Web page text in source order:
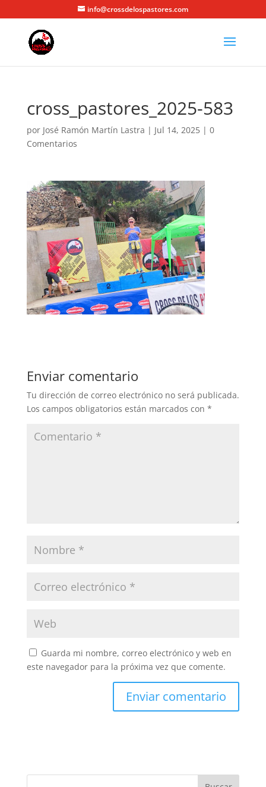
info@crossdelospastores.com
cross_pastores_2025-583
por José Ramón Martín Lastra | Jul 14, 2025| 0
Comentarios
Enviar comentario
Tu dirección de correo electrónico no será publicada.
Los campos obligatorios están marcados con *
Guarda mi nombre, correo electrónico y web en
este navegador para la próxima vez que comente.